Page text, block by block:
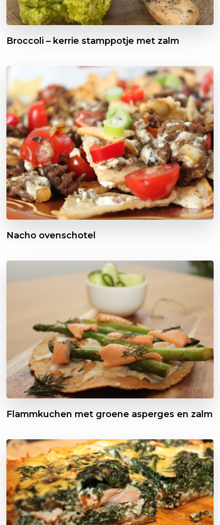
Broccoli – kerrie stamppotje met zalm
Nacho ovenschotel
Flammkuchen met groene asperges en zalm